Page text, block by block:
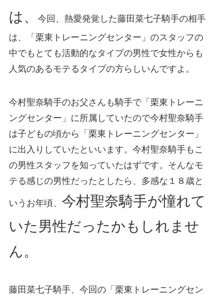
は、
今回、熱愛発覚した藤田菜七子騎手の相手
は、「栗東トレーニングセンター」のスタッフの
中でもとても活動的なタイプの男性で女性からも
人気のあるモテるタイプの方らしいんですよ。
今村聖奈騎手のお父さんも騎手で「栗東トレーニ
ングセンター」に所属していたので今村聖奈騎手
は子どもの頃から「栗東トレーニングセンター」
に出入りしていたといいます。今村聖奈騎手もこ
の男性スタッフを知っていたはずです。そんなモ
テる感じの男性だったとしたら、多感な１８歳と
いうお年頃、 今村聖奈騎手が憧れて
いた男性だったかもしれませ
ん。
藤田菜七子騎手、今回の「栗東トレーニングセン